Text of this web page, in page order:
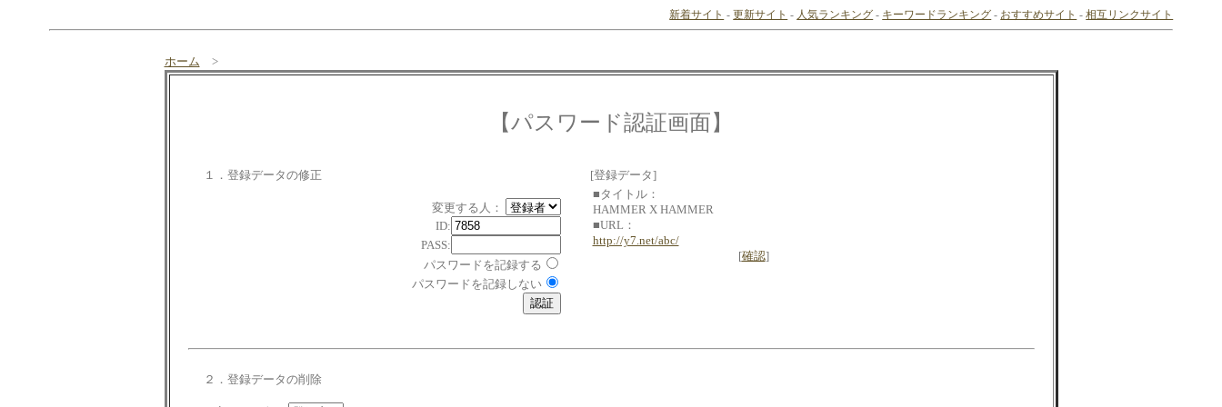
新着サイト -更新サイト - 人気ランキング - キーワードランキング - おすすめサイト -相互リンクサイト
ホーム >
【パスワード認証画面】
１．登録データの修正
変更する人：
ID:
PASS:
パスワードを記録する
パスワードを記録しない
[登録データ]
■タイトル：
HAMMER X HAMMER
■URL：
http://y7.net/abc/
[確認]
２．登録データの削除